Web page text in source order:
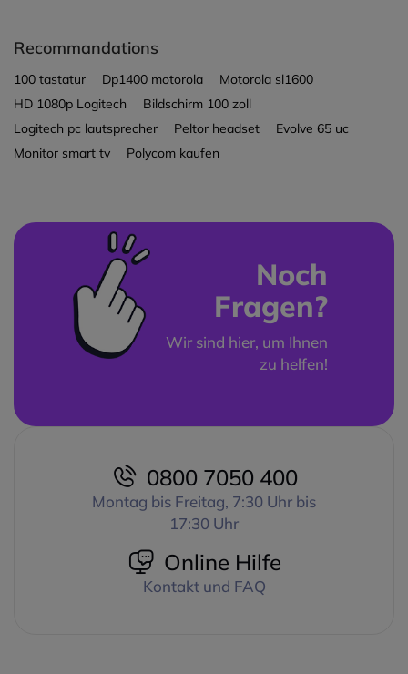
Recommandations
100 tastatur Dp1400 motorola
Motorola sl1600
HD 1080p Logitech
Bildschirm 100 zoll
Logitech pc lautsprecher
Peltor headset
Evolve 65 uc
Monitor smart tv
Polycom kaufen
Noch
Fragen?
Wir sind hier, um Ihnen
zu helfen!
0800 7050 400
Montag bis Freitag, 7:30 Uhr bis
17:30 Uhr
Online Hilfe
Kontakt und FAQ